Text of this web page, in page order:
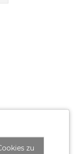
zu